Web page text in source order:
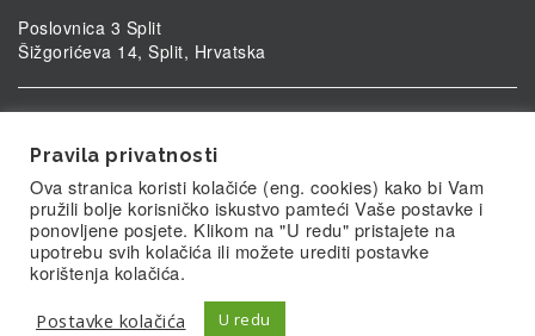
Poslovnica 3 Split
Šižgorićeva 14, Split, Hrvatska
Ulica kardinala Alojzija Stepinca 5, Vukovar, Hrvatska
© Biolab.hr 2026
Pravila privatnosti
Ova stranica koristi kolačiće (eng. cookies) kako bi Vam
pružili bolje korisničko iskustvo pamteći Vaše postavke i
ponovljene posjete. Klikom na "U redu" pristajete na
upotrebu svih kolačića ili možete urediti postavke
korištenja kolačića.
Postavke kolačića U redu